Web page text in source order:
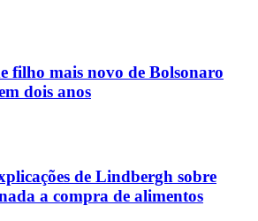
filho mais novo de Bolsonaro
dois anos
de Lindbergh sobre
a compra de alimentos